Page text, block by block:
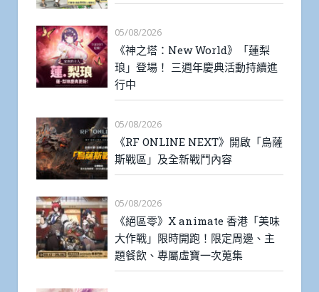
05/08/2026
《神之塔：New World》「蓮梨
琅」登場！ 三週年慶典活動持續進
行中
05/08/2026
《RF ONLINE NEXT》開啟「烏薩
斯戰區」及全新戰鬥內容
05/08/2026
《絕區零》X animate 香港「美味
大作戰」限時開跑！限定周邊、主
題餐飲、專屬虛寶一次蒐集